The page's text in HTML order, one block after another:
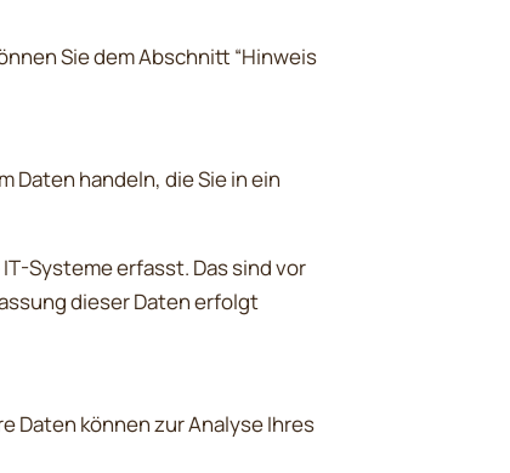
Sie dem Abschnitt “Hinweis
Daten handeln, die Sie in ein
Systeme erfasst. Das sind vor
dieser Daten erfolgt
Daten können zur Analyse Ihres